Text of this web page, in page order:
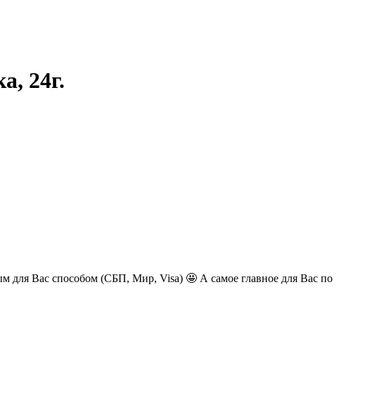
24г.
для Вас способом (СБП, Мир, Visa) 🤩 А самое главное для Вас по